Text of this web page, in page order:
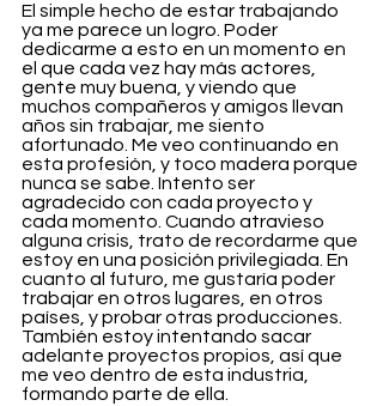
El simple hecho de estar trabajando
ya me parece un logro. Poder
dedicarme a esto en un momento en
el que cada vez hay más actores,
gente muy buena, y viendo que
muchos compañeros y amigos llevan
años sin trabajar, me siento
afortunado. Me veo continuando en
esta profesión, y toco madera porque
nunca se sabe. Intento ser
agradecido con cada proyecto y
cada momento. Cuando atravieso
alguna crisis, trato de recordarme que
estoy en una posición privilegiada. En
cuanto al futuro, me gustaría poder
trabajar en otros lugares, en otros
países, y probar otras producciones.
También estoy intentando sacar
adelante proyectos propios, así que
me veo dentro de esta industria,
formando parte de ella.